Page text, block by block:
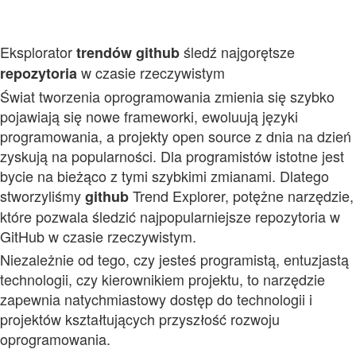
Eksploratortrendówgithubśledź najgorętsze
repozytoriaw czasie rzeczywistym
Świat tworzenia oprogramowania zmienia się szybko
pojawiają się nowe frameworki, ewoluują języki
programowania, a projekty open source z dnia na dzień
zyskują na popularności. Dla programistów istotne jest
bycie na bieżąco z tymi szybkimi zmianami. Dlatego
stworzyliśmygithubTrend Explorer, potężne narzędzie,
które pozwala śledzić najpopularniejsze repozytoria w
GitHub w czasie rzeczywistym.
Niezależnie od tego, czy jesteś programistą, entuzjastą
technologii, czy kierownikiem projektu, to narzędzie
zapewnia natychmiastowy dostęp do technologii i
projektów kształtujących przyszłość rozwoju
oprogramowania.